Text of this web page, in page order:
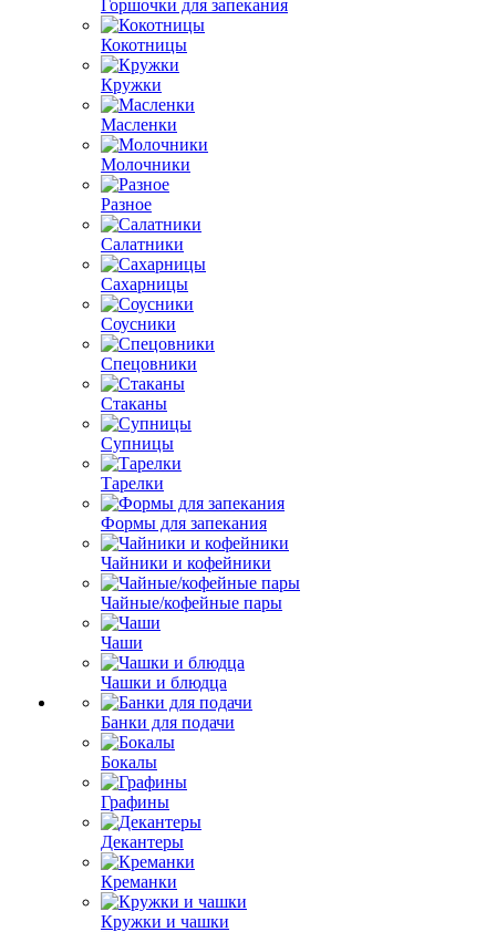
Горшочки для запекания
Кокотницы
Кружки
Масленки
Молочники
Разное
Салатники
Сахарницы
Соусники
Спецовники
Стаканы
Супницы
Тарелки
Формы для запекания
Чайники и кофейники
Чайные/кофейные пары
Чаши
Чашки и блюдца
Банки для подачи
Бокалы
Графины
Декантеры
Креманки
Кружки и чашки